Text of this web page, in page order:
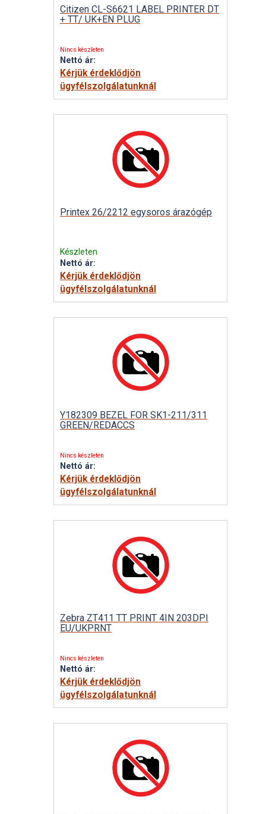
Citizen CL-S6621 LABEL PRINTER DT
+ TT/ UK+EN PLUG
Nincs készleten
Nettó ár:
Kérjük érdeklődjön
ügyfélszolgálatunknál
Printex 26/2212 egysoros árazógép
Készleten
Nettó ár:
Kérjük érdeklődjön
ügyfélszolgálatunknál
Y182309 BEZEL FOR SK1-211/311
GREEN/REDACCS
Nincs készleten
Nettó ár:
Kérjük érdeklődjön
ügyfélszolgálatunknál
Zebra ZT411 TT PRINT 4IN 203DPI
EU/UKPRNT
Nincs készleten
Nettó ár:
Kérjük érdeklődjön
ügyfélszolgálatunknál